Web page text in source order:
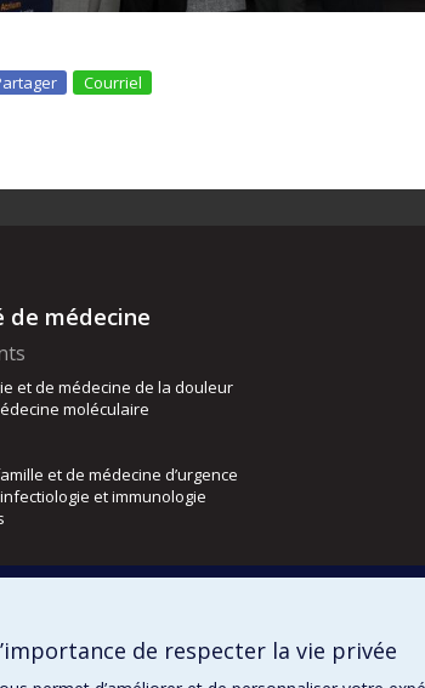
Courriel
de médecine
et de médecine de la douleur
moléculaire
et de médecine d’urgence
et immunologie
audiologie
de respecter la vie privée